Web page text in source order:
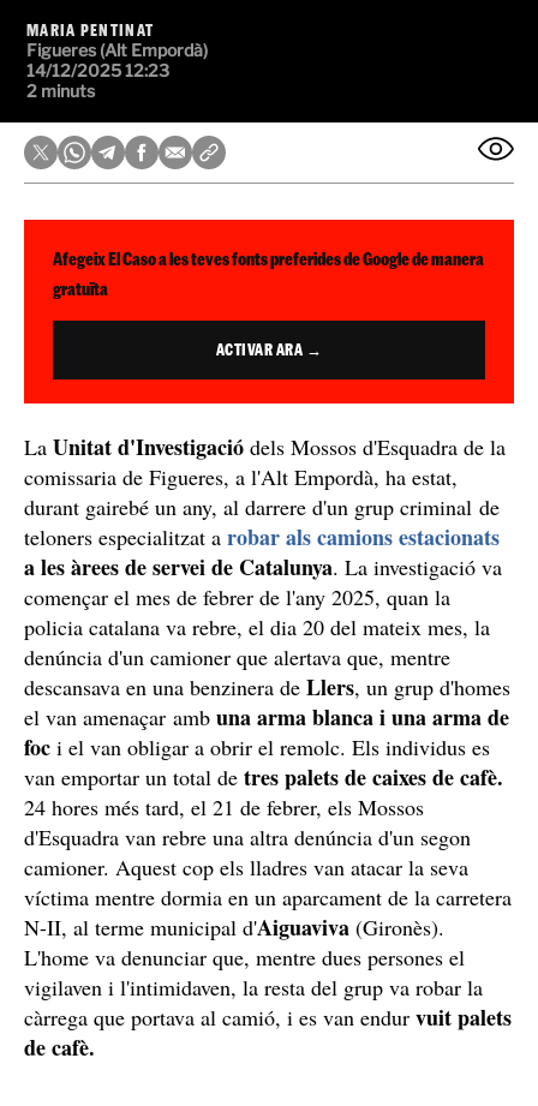
MARIA PENTINAT
Figueres (Alt Empordà)
14/12/2025 12:23
2 minuts
Afegeix El Caso a les teves fonts preferides de Google de manera
gratuïta
ACTIVAR ARA →
La Unitat d'Investigació dels Mossos d'Esquadra de la
comissaria de Figueres, a l'Alt Empordà, ha estat,
durant gairebé un any, al darrere d'un grup criminal de
teloners especialitzat a robar als camions estacionats
a les àrees de servei de Catalunya. La investigació va
començar el mes de febrer de l'any 2025, quan la
policia catalana va rebre, el dia 20 del mateix mes, la
denúncia d'un camioner que alertava que, mentre
descansava en una benzinera de Llers, un grup d'homes
el van amenaçar amb una arma blanca i una arma de
foc i el van obligar a obrir el remolc. Els individus es
van emportar un total de tres palets de caixes de cafè.
24 hores més tard, el 21 de febrer, els Mossos
d'Esquadra van rebre una altra denúncia d'un segon
camioner. Aquest cop els lladres van atacar la seva
víctima mentre dormia en un aparcament de la carretera
N-II, al terme municipal d'Aiguaviva (Gironès).
L'home va denunciar que, mentre dues persones el
vigilaven i l'intimidaven, la resta del grup va robar la
càrrega que portava al camió, i es van endur vuit palets
de cafè.